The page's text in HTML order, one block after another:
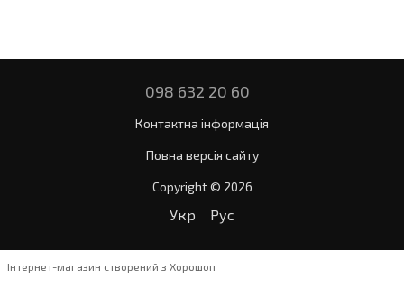
098 632 20 60
Контактна інформація
Повна версія сайту
Copyright © 2026
Укр Рус
Інтернет-магазин створений з Хорошоп